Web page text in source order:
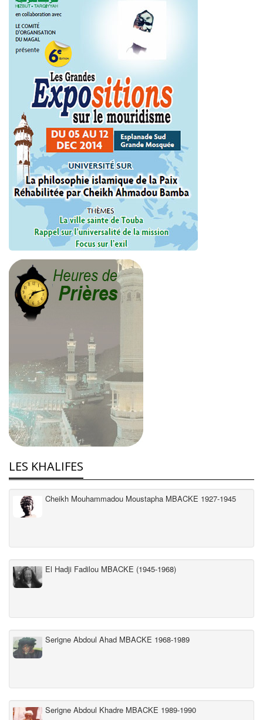
LES KHALIFES
Cheikh Mouhammadou Moustapha MBACKE 1927-1945
El Hadji Fadilou MBACKE (1945-1968)
Serigne Abdoul Ahad MBACKE 1968-1989
Serigne Abdoul Khadre MBACKE 1989-1990